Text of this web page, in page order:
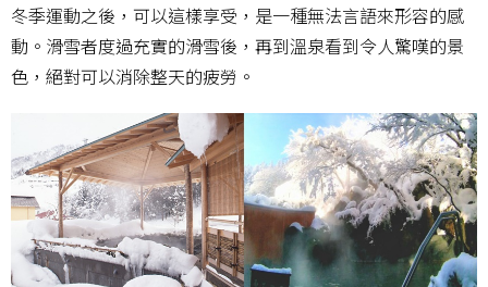
冬季運動之後，可以這樣享受，是一種無法言語來形容的感
動。滑雪者度過充實的滑雪後，再到溫泉看到令人驚嘆的景
色，絕對可以消除整天的疲勞。